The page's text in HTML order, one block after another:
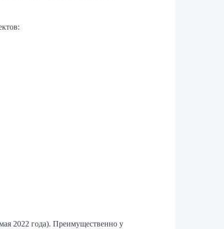
2022 года). Преимущественно у